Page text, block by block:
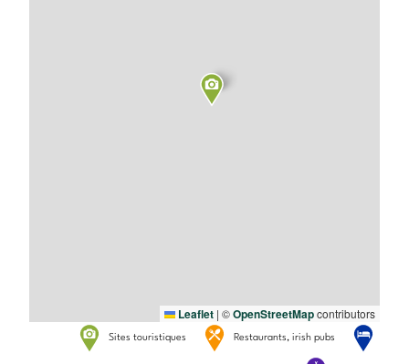
Leaflet | ©OpenStreetMapcontributors
Sites touristiques Restaurants, irish pubs